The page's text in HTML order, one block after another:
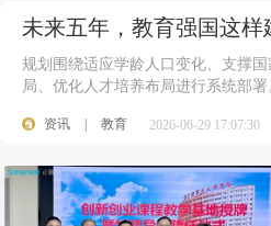
未来五年，教育强国这样
规划围绕适应学龄人口变化、支撑
局、优化人才培养布局进行系统部署
资讯 教育 2026-06-29 17:07:30